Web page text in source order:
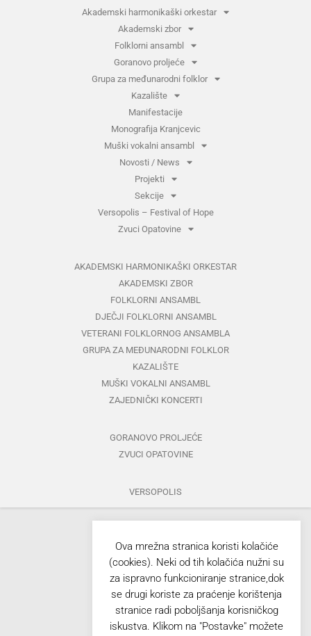
Akademski harmonikaški orkestar
Akademski zbor
Folklorni ansambl
Goranovo proljeće
Grupa za međunarodni folklor
Kazalište
Manifestacije
Monografija Kranjcevic
Muški vokalni ansambl
Novosti / News
Projekti
Sekcije
Versopolis – Festival of Hope
Zvuci Opatovine
AKADEMSKI HARMONIKAŠKI ORKESTAR
AKADEMSKI ZBOR
FOLKLORNI ANSAMBL
DJEČJI FOLKLORNI ANSAMBL
VETERANI FOLKLORNOG ANSAMBLA
GRUPA ZA MEĐUNARODNI FOLKLOR
KAZALIŠTE
MUŠKI VOKALNI ANSAMBL
ZAJEDNIČKI KONCERTI
GORANOVO PROLJEĆE
ZVUCI OPATOVINE
VERSOPOLIS
Ova mrežna stranica koristi kolačiće
(cookies). Neki od tih kolačića nužni su
za ispravno funkcioniranje stranice,dok
se drugi koriste za praćenje korištenja
stranice radi poboljšanja korisničkog
iskustva. Klikom na "Postavke" možete